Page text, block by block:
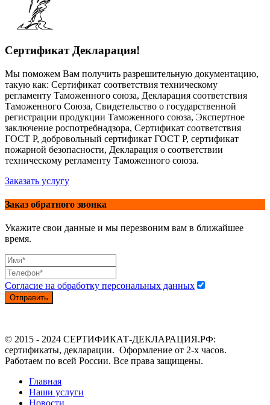
Сертификат Декларация!
Мы поможем Вам получить разрешительную документацию,
такую как: Сертификат соответствия техническому
регламенту Таможенного союза, Декларация соответствия
Таможенного Союза, Свидетельство о государственной
регистрации продукции Таможенного союза, Экспертное
заключение роспотребнадзора, Сертификат соответствия
ГОСТ Р, добровольный сертификат ГОСТ Р, сертификат
пожарной безопасности, Декларация о соответствии
техническому регламенту Таможенного союза.
Заказать услугу
Заказ обратного звонка
Укажите свои данные и мы перезвоним вам в ближайшее
время.
Согласие на обработку персональных данных
Отправить
© 2015 - 2024 СЕРТИФИКАТ-ДЕКЛАРАЦИЯ.РФ:
сертификаты, декларации. Оформление от 2-х часов.
Работаем по всей России. Все права защищены.
Главная
Наши услуги
Новости